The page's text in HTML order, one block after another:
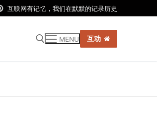
互联网有记忆，我们在默默的记录历史
MENU 互动